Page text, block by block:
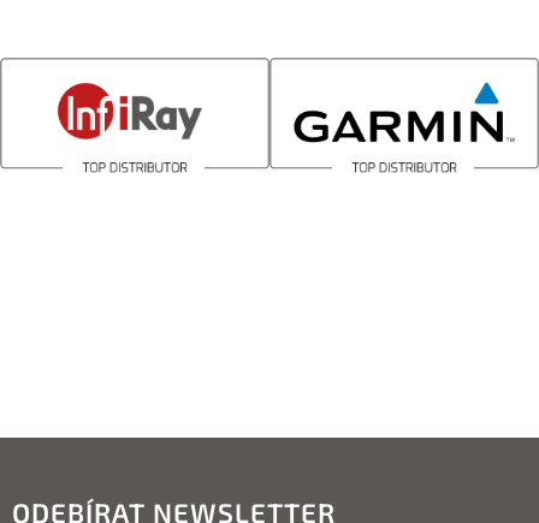
ODEBÍRAT NEWSLETTER